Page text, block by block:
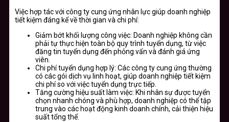
Việc hợp tác với công ty cung ứng nhân lực giúp doanh nghiệp
tiết kiệm đáng kể về thời gian và chi phí:
Giảm bớt khối lượng công việc: Doanh nghiệp không cần
phải tự thực hiện toàn bộ quy trình tuyển dụng, từ việc
đăng tin tuyển dụng đến phỏng vấn và đánh giá ứng
viên.
Chi phí tuyển dụng hợp lý: Các công ty cung ứng thường
có các gói dịch vụ linh hoạt, giúp doanh nghiệp tiết kiệm
chi phí so với việc tuyển dụng trực tiếp.
Tăng cường hiệu suất làm việc: Khi nhân sự được tuyển
chọn nhanh chóng và phù hợp, doanh nghiệp có thể tập
trung vào các hoạt động kinh doanh chính, cải thiện hiệu
suất tổng thể.